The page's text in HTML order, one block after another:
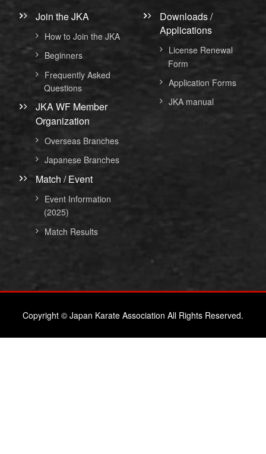
Join the JKA
How to Join the JKA
Beginners
Frequently Asked
Questions
JKA WF Member
Organization
Overseas Branches
Japanese Branches
Match / Event
Event Information
(2025)
Match Results
Downloads /
Applications
License Renewal
Form
Application Forms
JKA manual
Copyright © Japan Karate Association All Rights Reserved.